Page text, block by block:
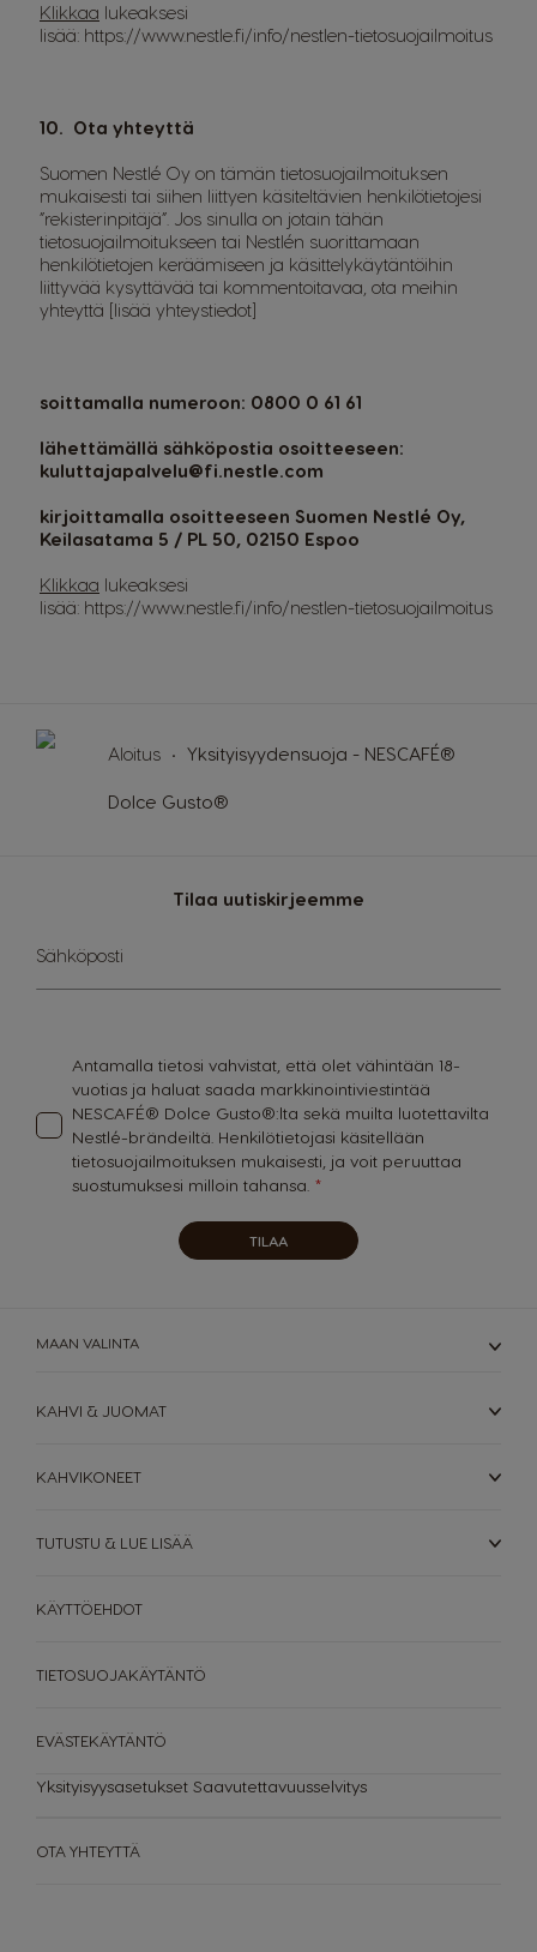
Juomat
vertailu
Katso Kaikki Lisävarusteet
Klikkaa lukeaksesi
lisää: https://www.nestle.fi/info/nestlen-tietosuojailmoitus
10. Ota yhteyttä
Suomen Nestlé Oy on tämän tietosuojailmoituksen
mukaisesti tai siihen liittyen käsiteltävien henkilötietojesi
”rekisterinpitäjä”. Jos sinulla on jotain tähän
tietosuojailmoitukseen tai Nestlén suorittamaan
henkilötietojen keräämiseen ja käsittelykäytäntöihin
liittyvää kysyttävää tai kommentoitavaa, ota meihin
yhteyttä [lisää yhteystiedot]
soittamalla numeroon: 0800 0 61 61
lähettämällä sähköpostia osoitteeseen:
kuluttajapalvelu@fi.nestle.com
kirjoittamalla osoitteeseen Suomen Nestlé Oy,
Keilasatama 5 / PL 50, 02150 Espoo
Klikkaa lukeaksesi
lisää: https://www.nestle.fi/info/nestlen-tietosuojailmoitus
Aloitus Yksityisyydensuoja - NESCAFÉ®
Dolce Gusto®
Tilaa uutiskirjeemme
Sign
Up
for
Sähköposti
Antamalla tietosi vahvistat, että olet vähintään 18-
vuotias ja haluat saada markkinointiviestintää
NESCAFÉ® Dolce Gusto®:lta sekä muilta luotettavilta
Nestlé-brändeiltä. Henkilötietojasi käsitellään
tietosuojailmoituksen mukaisesti, ja voit peruuttaa
suostumuksesi milloin tahansa.
TILAA
MAAN VALINTA
KAHVI & JUOMAT
KAHVIKONEET
TUTUSTU & LUE LISÄÄ
OTA YHTEYTTÄ
KÄYTTÖEHDOT
TIETOSUOJAKÄYTÄNTÖ
EVÄSTEKÄYTÄNTÖ
Yksityisyysasetukset Saavutettavuusselvitys